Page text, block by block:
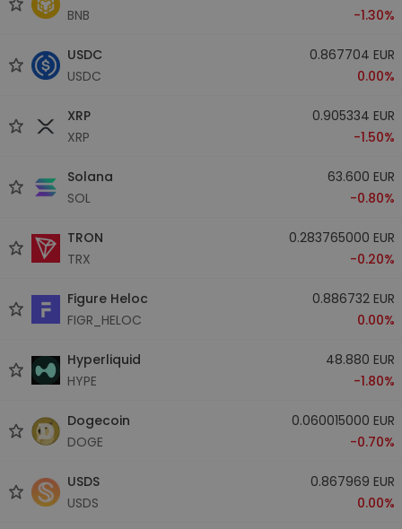
BNB
-1.30%
USDC
USDC
0.867704 EUR
0.00%
XRP
XRP
0.905334 EUR
-1.50%
Solana
SOL
63.600 EUR
-0.80%
TRON
TRX
0.283765000 EUR
-0.20%
Figure Heloc
FIGR_HELOC
0.886732 EUR
0.00%
Hyperliquid
HYPE
48.880 EUR
-1.80%
Dogecoin
DOGE
0.060015000 EUR
-0.70%
USDS
USDS
0.867969 EUR
0.00%